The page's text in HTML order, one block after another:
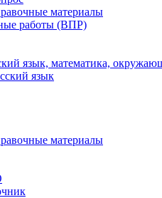
материалы
работы (ВПР)
язык, математика,
язык
материалы